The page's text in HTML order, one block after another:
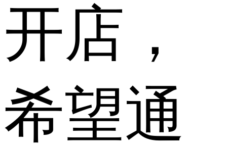
开店，
希望通